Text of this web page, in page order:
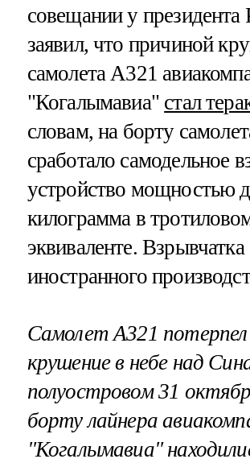
совещании у президента
заявил, что причиной
самолета А321
"Когалымавиа" стал
словам, на борту
сработало самодельное
устройство мощностью
килограмма в
эквиваленте.
иностранного
Самолет А321 потерпел
крушение в небе над
полуостровом 31
борту лайнера
"Когалымавиа"